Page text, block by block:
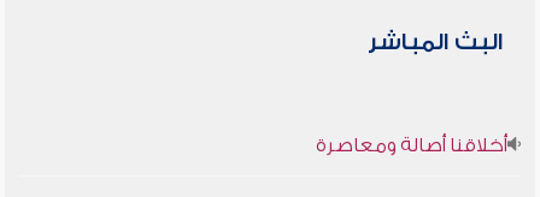
البث المباشر
أخلاقنا أصالة ومعاصرة